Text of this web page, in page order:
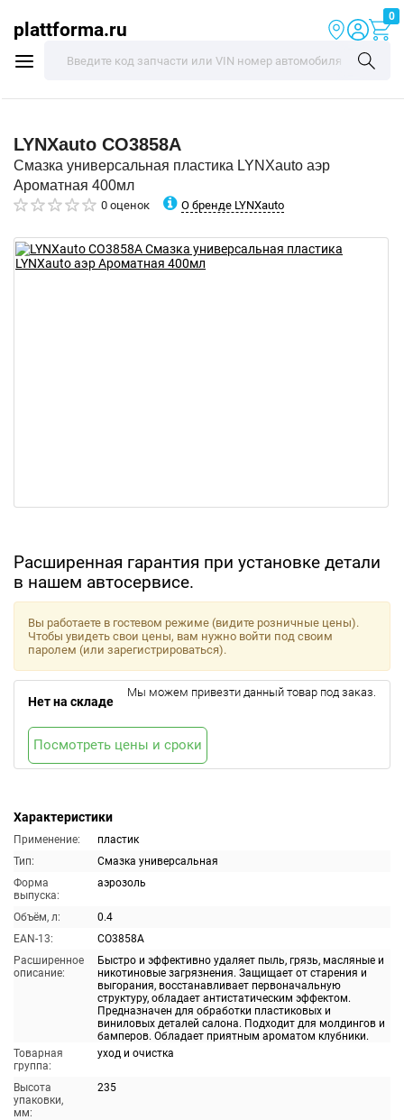
plattforma.ru
0
LYNXauto CO3858A
Смазка универсальная пластика LYNXauto аэр
Ароматная 400мл
0 оценок О бренде LYNXauto
Расширенная гарантия при установке детали
в нашем автосервисе.
Характеристики
Применение:
пластик
Тип:
Смазка универсальная
Форма
выпуска:
аэрозоль
Объём, л:
0.4
EAN-13:
CO3858A
Расширенное
описание:
Быстро и эффективно удаляет пыль, грязь, масляные и
никотиновые загрязнения. Защищает от старения и
выгорания, восстанавливает первоначальную
структуру, обладает антистатическим эффектом.
Предназначен для обработки пластиковых и
виниловых деталей салона. Подходит для молдингов и
бамперов. Обладает приятным ароматом клубники.
Товарная
группа:
уход и очистка
Высота
упаковки,
мм:
235
Вы работаете в гостевом режиме (видите розничные цены).
Чтобы увидеть свои цены, вам нужно войти под своим
паролем (или зарегистрироваться).
Нет на складе
Мы можем привезти данный товар под заказ.
Посмотреть цены и сроки